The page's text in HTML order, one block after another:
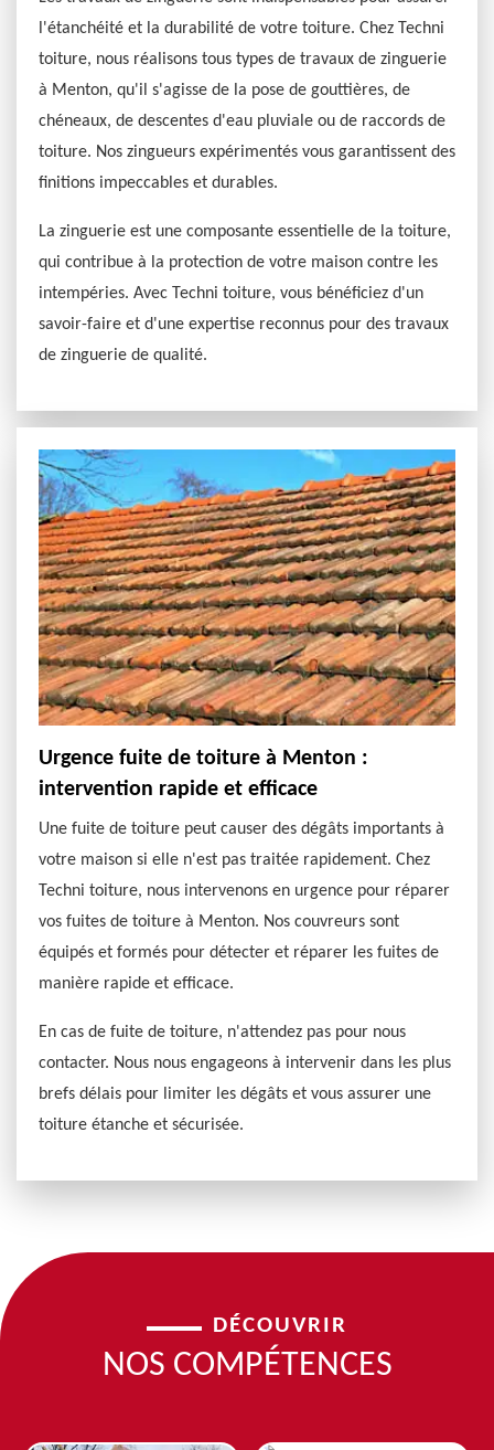
l'étanchéité et la durabilité de votre toiture. Chez Techni
toiture, nous réalisons tous types de travaux de zinguerie
à Menton, qu'il s'agisse de la pose de gouttières, de
chéneaux, de descentes d'eau pluviale ou de raccords de
toiture. Nos zingueurs expérimentés vous garantissent des
finitions impeccables et durables.
La zinguerie est une composante essentielle de la toiture,
qui contribue à la protection de votre maison contre les
intempéries. Avec Techni toiture, vous bénéficiez d'un
savoir-faire et d'une expertise reconnus pour des travaux
de zinguerie de qualité.
Urgence fuite de toiture à Menton :
intervention rapide et efficace
Une fuite de toiture peut causer des dégâts importants à
votre maison si elle n'est pas traitée rapidement. Chez
Techni toiture, nous intervenons en urgence pour réparer
vos fuites de toiture à Menton. Nos couvreurs sont
équipés et formés pour détecter et réparer les fuites de
manière rapide et efficace.
En cas de fuite de toiture, n'attendez pas pour nous
contacter. Nous nous engageons à intervenir dans les plus
brefs délais pour limiter les dégâts et vous assurer une
toiture étanche et sécurisée.
DÉCOUVRIR
NOS COMPÉTENCES